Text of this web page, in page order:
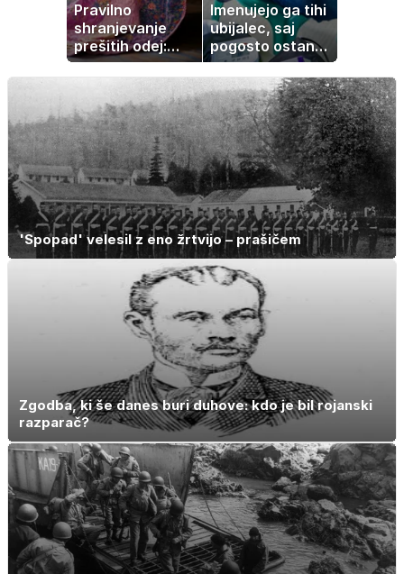
Pravilno
shranjevanje
prešitih odej:
Kako ohraniti
družinsko
dediščino
Imenujejo ga tihi
ubijalec, saj
pogosto ostane
neopažen:
nenavadni
simptomi
visokega
holesterola
'Spopad' velesil z eno žrtvijo – prašičem
Zgodba, ki še danes buri duhove: kdo je bil rojanski
razparač?